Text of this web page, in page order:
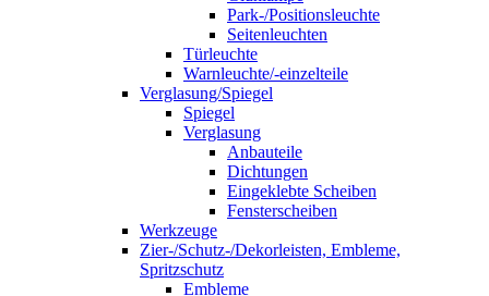
Park-/Positionsleuchte
Seitenleuchten
Türleuchte
Warnleuchte/-einzelteile
Verglasung/Spiegel
Spiegel
Verglasung
Anbauteile
Dichtungen
Eingeklebte Scheiben
Fensterscheiben
Werkzeuge
Zier-/Schutz-/Dekorleisten, Embleme,
Spritzschutz
Embleme